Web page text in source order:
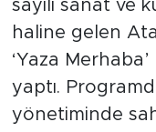
sayılı sanat ve
haline gelen
‘Yaza
yaptı.
yönetiminde